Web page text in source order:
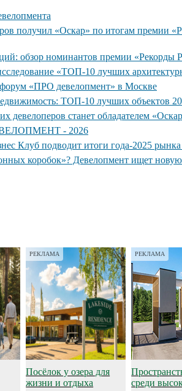
получил «Оскар» по итогам премии
обзор номинантов премии
«ТОП-10 лучших
«ПРО девелопмент» в Москве
ТОП-10 лучших объектов
девелоперов станет обладателем
- 2026
Клуб подводит итоги года-2025
коробок»? Девелопмент ищет
РЕКЛАМА
Посёлок у озера для
жизни и отдыха
РЕКЛАМА
среди